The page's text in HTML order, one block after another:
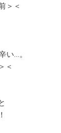
＞＜
い…。
＜